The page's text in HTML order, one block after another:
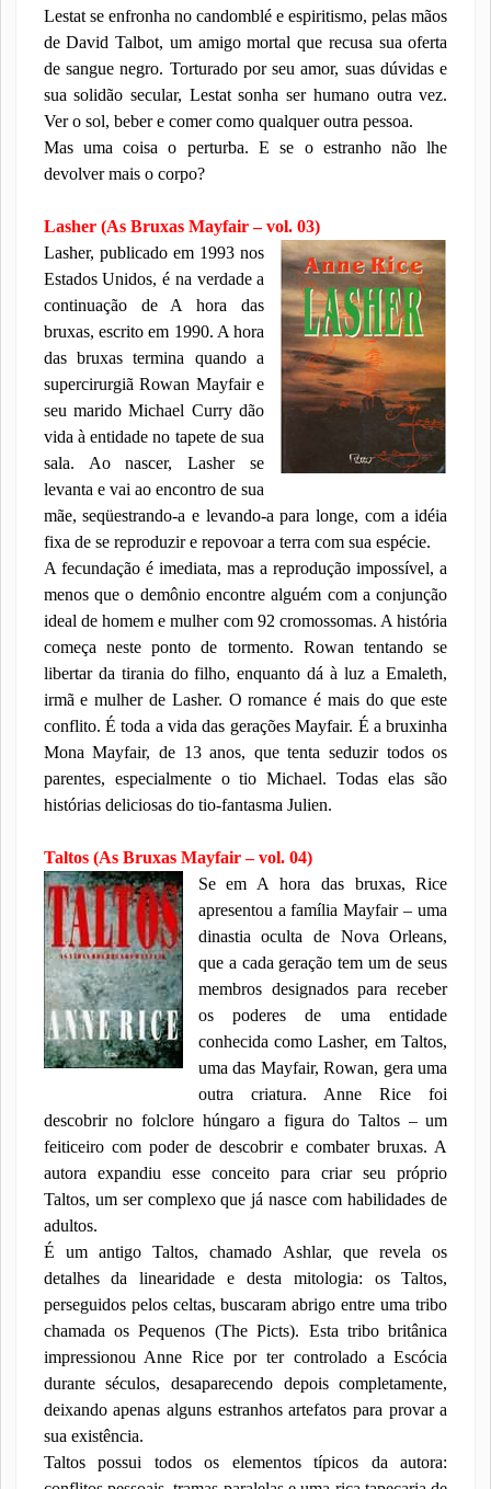
Lestat se enfronha no candomblé e espiritismo, pelas mãos
de David Talbot, um amigo mortal que recusa sua oferta
de sangue negro. Torturado por seu amor, suas dúvidas e
sua solidão secular, Lestat sonha ser humano outra vez.
Ver o sol, beber e comer como qualquer outra pessoa.
Mas uma coisa o perturba. E se o estranho não lhe
devolver mais o corpo?
Lasher (As Bruxas Mayfair – vol. 03)
Lasher, publicado em 1993 nos
Estados Unidos, é na verdade a
continuação de A hora das
bruxas, escrito em 1990. A hora
das bruxas termina quando a
supercirurgiã Rowan Mayfair e
seu marido Michael Curry dão
vida à entidade no tapete de sua
sala. Ao nascer, Lasher se
levanta e vai ao encontro de sua
mãe, seqüestrando-a e levando-a para longe, com a idéia
fixa de se reproduzir e repovoar a terra com sua espécie.
A fecundação é imediata, mas a reprodução impossível, a
menos que o demônio encontre alguém com a conjunção
ideal de homem e mulher com 92 cromossomas. A história
começa neste ponto de tormento. Rowan tentando se
libertar da tirania do filho, enquanto dá à luz a Emaleth,
irmã e mulher de Lasher. O romance é mais do que este
conflito. É toda a vida das gerações Mayfair. É a bruxinha
Mona Mayfair, de 13 anos, que tenta seduzir todos os
parentes, especialmente o tio Michael. Todas elas são
histórias deliciosas do tio-fantasma Julien.
Taltos (As Bruxas Mayfair – vol. 04)
Se em A hora das bruxas, Rice
apresentou a família Mayfair – uma
dinastia oculta de Nova Orleans,
que a cada geração tem um de seus
membros designados para receber
os poderes de uma entidade
conhecida como Lasher, em Taltos,
uma das Mayfair, Rowan, gera uma
outra criatura. Anne Rice foi
descobrir no folclore húngaro a figura do Taltos – um
feiticeiro com poder de descobrir e combater bruxas. A
autora expandiu esse conceito para criar seu próprio
Taltos, um ser complexo que já nasce com habilidades de
adultos.
É um antigo Taltos, chamado Ashlar, que revela os
detalhes da linearidade e desta mitologia: os Taltos,
perseguidos pelos celtas, buscaram abrigo entre uma tribo
chamada os Pequenos (The Picts). Esta tribo britânica
impressionou Anne Rice por ter controlado a Escócia
durante séculos, desaparecendo depois completamente,
deixando apenas alguns estranhos artefatos para provar a
sua existência.
Taltos possui todos os elementos típicos da autora: